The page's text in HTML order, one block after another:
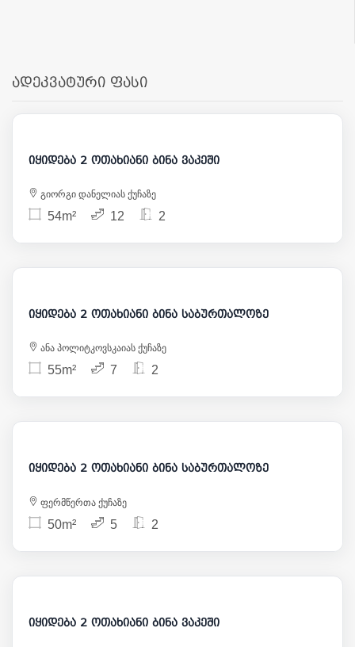
ადეკვატური ფასი
122 000
იყიდება 2 ოთახიანი ბინა ვაკეში
გიორგი დანელიას ქუჩაზე
54m² 12 2
115 000
იყიდება 2 ოთახიანი ბინა საბურთალოზე
ანა პოლიტკოვსკაიას ქუჩაზე
55m² 7 2
105 000
იყიდება 2 ოთახიანი ბინა საბურთალოზე
ფერმწერთა ქუჩაზე
50m² 5 2
104 000
იყიდება 2 ოთახიანი ბინა ვაკეში